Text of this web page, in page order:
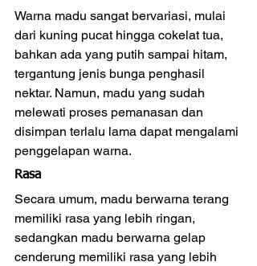
Warna madu sangat bervariasi, mulai
dari kuning pucat hingga cokelat tua,
bahkan ada yang putih sampai hitam,
tergantung jenis bunga penghasil
nektar. Namun, madu yang sudah
melewati proses pemanasan dan
disimpan terlalu lama dapat mengalami
penggelapan warna.
Rasa
Secara umum, madu berwarna terang
memiliki rasa yang lebih ringan,
sedangkan madu berwarna gelap
cenderung memiliki rasa yang lebih